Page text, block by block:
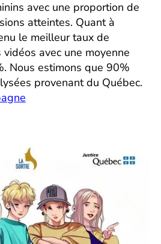
avec une proportion de
atteintes. Quant à
le meilleur taux de
avec une moyenne
Nous estimons que 90%
provenant du Québec.